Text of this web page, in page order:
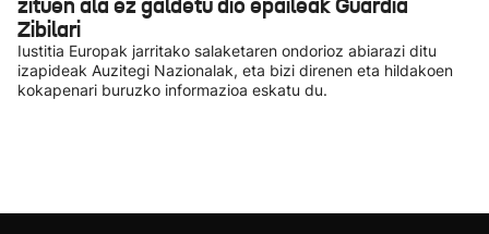
Zibilari
Iustitia Europak jarritako salaketaren ondorioz abiarazi ditu
izapideak Auzitegi Nazionalak, eta bizi direnen eta hildakoen
kokapenari buruzko informazioa eskatu du.